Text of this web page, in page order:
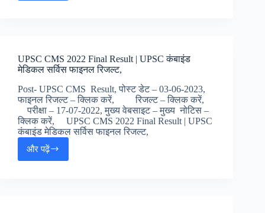
आर्मी
ऑर्डिनेंस
कॉर्प्स
ट्रेड्समेन
/
फायरमैन
रिजल्ट,
UPSC CMS 2022 Final Result | UPSC कंबाइंड
मेडिकल सर्विस फाइनल रिजल्ट,
Post- UPSC CMS Result, पोस्ट डेट – 03-06-2023,
फाइनल रिजल्ट – क्लिक करें, रिजल्ट – क्लिक करें,
परीक्षा – 17-07-2022, मुख्य वेबसाइट – मुख्य नोटिस –
क्लिक करें, UPSC CMS 2022 Final Result | UPSC
कंबाइंड मेडिकल सर्विस फाइनल रिजल्ट,
और पढ़ेंUPSC
CMS